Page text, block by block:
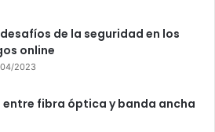
de la seguridad en los
online
2023
fibra óptica y banda ancha